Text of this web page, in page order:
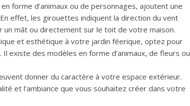
forme d’animaux ou de personnages, ajoutent une
effet, les girouettes indiquent la direction du vent
mât ou directement sur le toit de votre maison.
et esthétique à votre jardin féerique, optez pour
existe des modèles en forme d’animaux, de fleurs ou
donner du caractère à votre espace extérieur.
et l’ambiance que vous souhaitez créer dans votre